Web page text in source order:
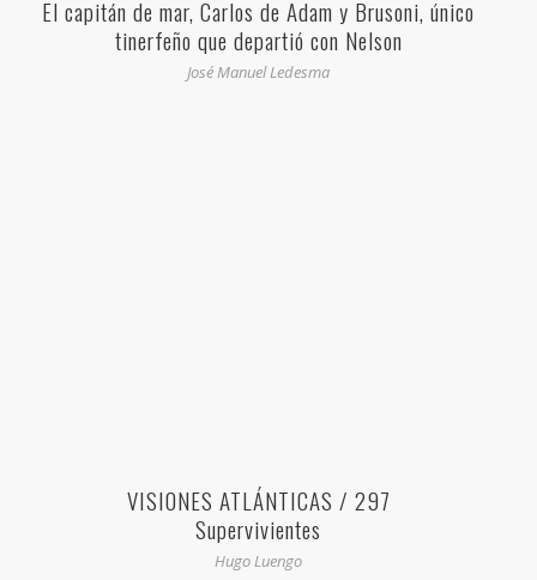
El capitán de mar, Carlos de Adam y Brusoni, único
tinerfeño que departió con Nelson
José Manuel Ledesma
VISIONES ATLÁNTICAS / 297
Supervivientes
Hugo Luengo